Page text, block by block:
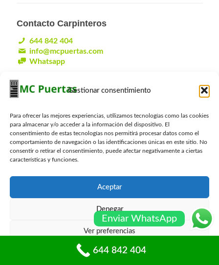
Gestionar consentimiento
Para ofrecer las mejores experiencias, utilizamos tecnologías como las cookies
para almacenar y/o acceder a la información del dispositivo. El
consentimiento de estas tecnologías nos permitirá procesar datos como el
comportamiento de navegación o las identificaciones únicas en este sitio. No
consentir o retirar el consentimiento, puede afectar negativamente a ciertas
características y funciones.
Aceptar
Denegar
Ver preferencias
Política de cookiesPolíticas de privacidad
Contacto Carpinteros
644 842 404
info@mcpuertas.com
Whatsapp
Nombre*
Email*
Enviar WhatsApp
644 842 404